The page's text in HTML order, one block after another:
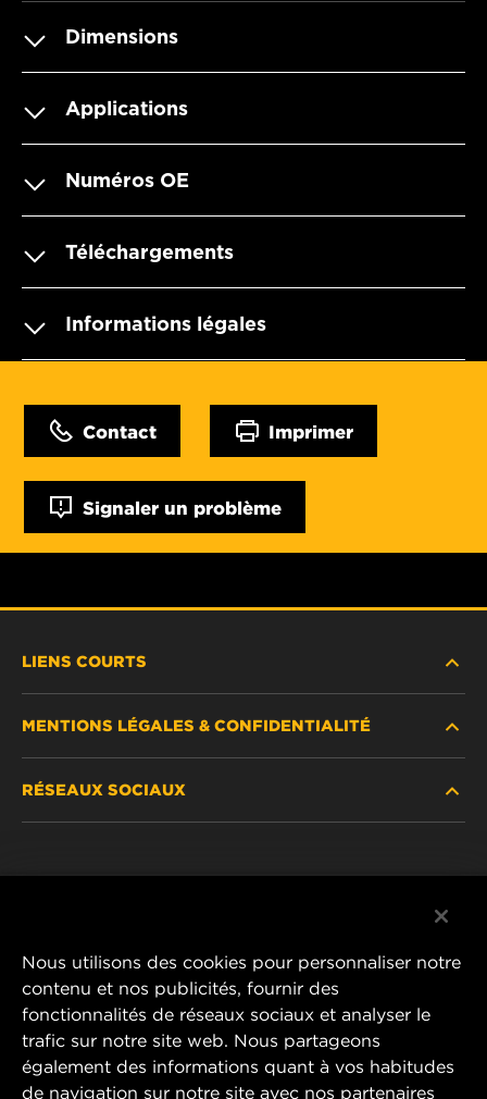
Dimensions
Applications
Numéros OE
Téléchargements
Informations légales
Contact Imprimer
Signaler un problème
LIENS COURTS
OÙ ACHETER
MENTIONS LÉGALES & CONFIDENTIALITÉ
RÉSEAUX SOCIAUX
MANN+HUMMEL FT Poland
ul. Wrocławska 145,
Nous utilisons des cookies pour personnaliser notre
contenu et nos publicités, fournir des
fonctionnalités de réseaux sociaux et analyser le
trafic sur notre site web. Nous partageons
également des informations quant à vos habitudes
de navigation sur notre site avec nos partenaires